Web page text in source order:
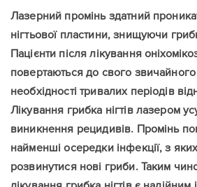
Лазерний промінь здатний
нігтьової пластини, знищуючи
Пацієнти після лікування
повертаються до свого
необхідності тривалих періодів
Лікування грибка нігтів лазером
виникнення рецидивів. Промінь
найменші осередки інфекції, з
розвинутися нові гриби. Таким